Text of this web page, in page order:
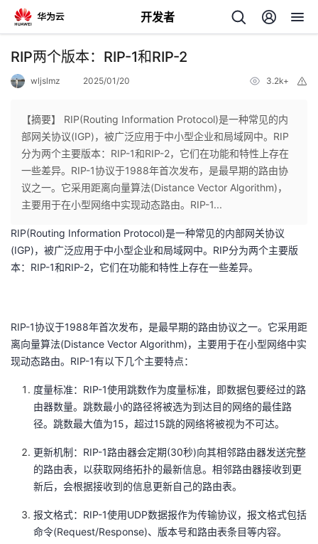
开发者
返
个
人
主
页
我
的
开
者
的
博
客
我
的
论
坛
我
的
圈
我
的
我
RIP两个版本：RIP-1和RIP-2
wljslmz 2025/01/20 3.2k+
【摘要】 RIP(Routing Information Protocol)是一种常见的内
部网关协议(IGP)，被广泛应用于中小型企业和局域网中。RIP
分为两个主要版本：RIP-1和RIP-2，它们在功能和特性上存在
一些差异。RIP-1协议于1988年首次发布，是最早期的路由协
议之一。它采用距离向量算法(Distance Vector Algorithm)，
主要用于在小型网络中实现动态路由。RIP-1...
RIP(Routing Information Protocol)是一种常见的内部网关协议
(IGP)，被广泛应用于中小型企业和局域网中。RIP分为两个主要版
本：RIP-1和RIP-2，它们在功能和特性上存在一些差异。
RIP-1协议于1988年首次发布，是最早期的路由协议之一。它采用距
离向量算法(Distance Vector Algorithm)，主要用于在小型网络中实
现动态路由。RIP-1有以下几个主要特点：
度量标准：RIP-1使用跳数作为度量标准，即数据包要经过的路
由器数量。跳数最小的路径将被选为到达目的网络的最佳路
径。跳数最大值为15，超过15跳的网络将被视为不可达。
更新机制：RIP-1路由器会定期(30秒)向其相邻路由器发送完整
的路由表，以获取网络拓扑的最新信息。相邻路由器接收到更
新后，会根据接收到的信息更新自己的路由表。
报文格式：RIP-1使用UDP数据报作为传输协议，报文格式包括
命令(Request/Response)、版本号和路由表条目等内容。